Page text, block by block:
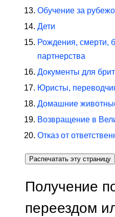
Обучение за
Дети
Рождения, смерти,
партнерства
Документы для
Юристы,
Домашние
Возвращение в
Отказ от
Распечатать эту страницу
Получение
переездом